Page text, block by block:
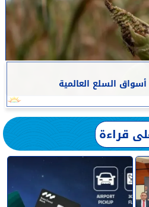
أسواق السلع العالمية
قراءة